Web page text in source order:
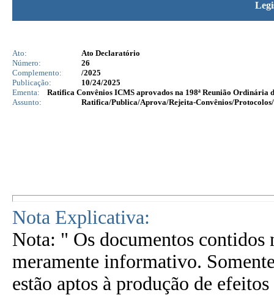
Ato:
Ato Declaratório
Número:
26
Complemento:
/2025
Publicação:
10/24/2025
Ementa:
Ratifica Convênios ICMS aprovados na 198ª Reunião Ordinária
Assunto:
Ratifica/Publica/Aprova/Rejeita-Convênios/
Nota Explicativa:
Nota: " Os documentos contidos
meramente informativo.
estão aptos à produção de